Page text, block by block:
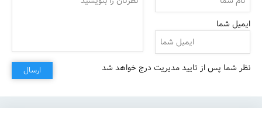
اراده کنی من واست میمیرم
هرچی که میخامو باتو دارم
ایمیل شما
نظر شما پس از تایید مدیریت درج خواهد شد ارسال